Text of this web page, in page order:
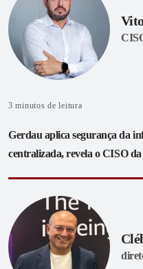
3 minutos de leitura
Gerdau aplica segurança da
centralizada, revela o CISO